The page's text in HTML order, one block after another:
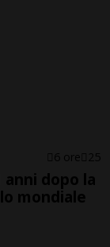
6 ore 25
anni dopo la
mondiale